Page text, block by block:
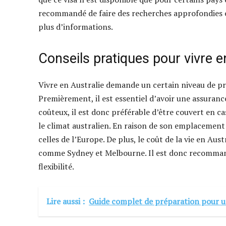
recommandé de faire des recherches
plus d’informations.
Conseils pratiques pour vivre
Vivre en Australie demande un certain niveau de
Premièrement, il est essentiel d’avoir une
coûteux, il est donc préférable d’être couvert en
le climat australien. En raison de son
celles de l’Europe. De plus, le coût de la vie en
comme Sydney et Melbourne. Il est donc
flexibilité.
Lire aussi : Guide complet de préparation pour